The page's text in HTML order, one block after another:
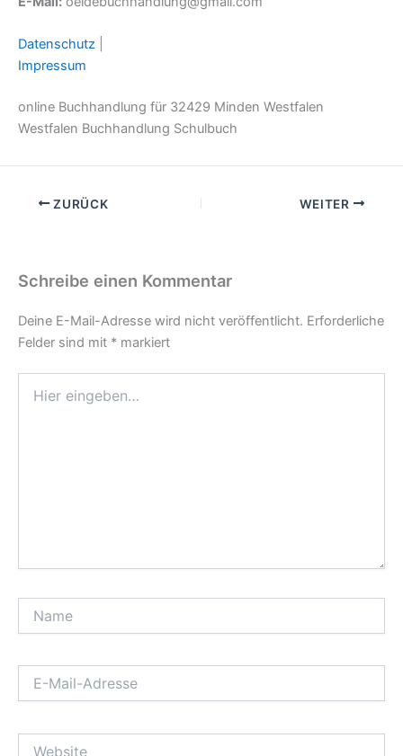
Datenschutz
Impressum
online Buchhandlung für 32429 Minden Westfalen
Westfalen Buchhandlung Schulbuch
ZURÜCK WEITER
Schreibe einen Kommentar
Deine E-Mail-Adresse wird nicht veröffentlicht. Erforderliche
Felder sind mit * markiert
eingeben…
Mail-